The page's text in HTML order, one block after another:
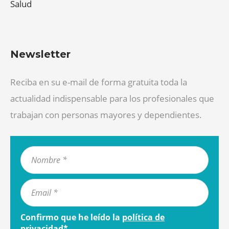
Salud
Newsletter
Reciba en su e-mail de forma gratuita toda la
actualidad indispensable para los profesionales que
trabajan con personas mayores y dependientes.
Confirmo que he leído la política de